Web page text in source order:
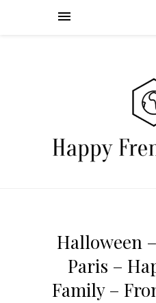
Halloween
Paris –
Family –